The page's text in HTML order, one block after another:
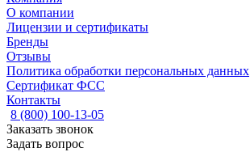
О компании
Лицензии и сертификаты
Бренды
Отзывы
Политика обработки персональных данных
Сертификат ФСС
Контакты
8 (800) 100-13-05
Заказать звонок
Задать вопрос